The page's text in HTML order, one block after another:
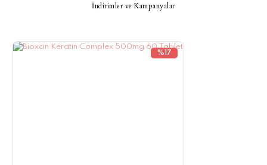
İndirimler ve Kampanyalar
%17